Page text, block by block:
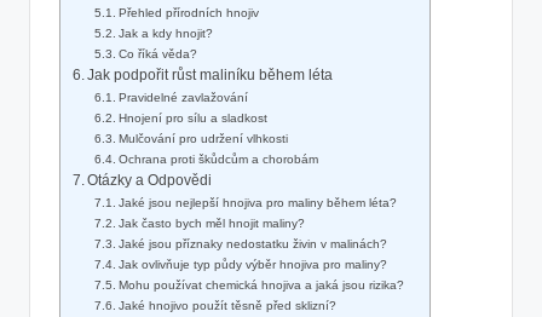
Přehled přírodních hnojiv
Jak a kdy hnojit?
Co říká věda?
Jak podpořit růst maliníku během léta
Pravidelné zavlažování
Hnojení pro sílu a sladkost
Mulčování pro udržení vlhkosti
Ochrana proti škůdcům a chorobám
Otázky a Odpovědi
Jaké jsou nejlepší hnojiva pro maliny během léta?
Jak často bych měl hnojit maliny?
Jaké jsou příznaky nedostatku živin v malinách?
Jak ovlivňuje typ půdy výběr hnojiva pro maliny?
Mohu používat chemická hnojiva a jaká jsou rizika?
Jaké hnojivo použít těsně před sklizní?